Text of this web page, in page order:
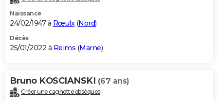
Naissance
24/02/1947 à Rœulx(Nord)
Décès
25/01/2022 à Reims (Marne)
Bruno KOSCIANSKI (67 ans)
Créer une cagnotte obsèques